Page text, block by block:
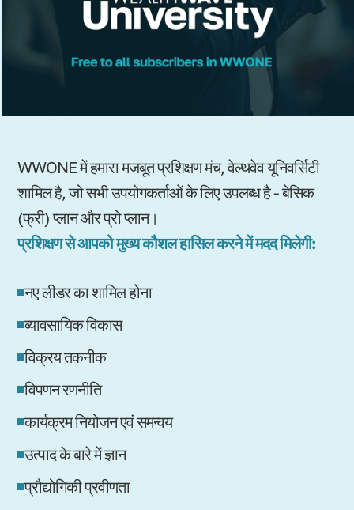
WWONE में हमारा मजबूत प्रशिक्षण मंच, वेल्थवेव यूनिवर्सिटी
शामिल है, जो सभी उपयोगकर्ताओं के लिए उपलब्ध है - बेसिक
(फ्री) प्लान और प्रो प्लान।
प्रशिक्षण से आपको मुख्य कौशल हासिल करने में मदद मिलेगी:
नए लीडर का शामिल होना
व्यावसायिक विकास
विक्रय तकनीक
विपणन रणनीति
कार्यक्रम नियोजन एवं समन्वय
उत्पाद के बारे में ज्ञान
प्रौद्योगिकी प्रवीणता